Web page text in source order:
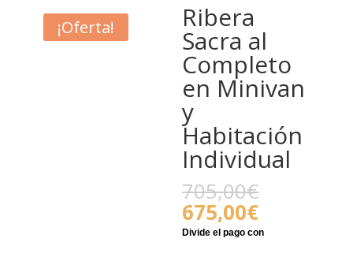
¡Oferta! Ribera
Sacra al
Completo
en Minivan
y
Habitación
Individual
705,00€
675,00€El
precio